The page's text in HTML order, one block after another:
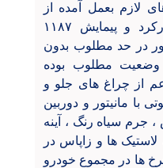
لازم بعمل آمده از
سیستم قوای محرکه با کارکرد و پیمایش ۱۱۸۷
در حد مطلوب بدون
مطلوب بوده
از چراغ های جلو و
مانیتور و دوربین
جرم سیاه رنگ ، آینه
ها و زاپاس در
ها در مجموع خودرو